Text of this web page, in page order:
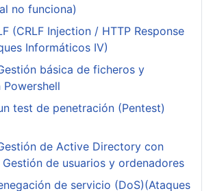
no funciona)
(CRLF Injection / HTTP Response
Informáticos IV)
básica de ficheros y
test de penetración (Pentest)
de Active Directory con
de usuarios y ordenadores
de servicio (DoS)(Ataques